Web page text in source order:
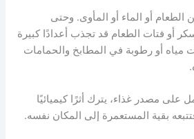
الطعام أو الماء أو المأوى. وحتى
أو فتات الطعام قد تجذب أعدادًا كبيرة
مياه أو رطوبة في المطابخ والحمامات
على مصدر غذاء، يترك أثرًا كيميائيًا
بقية المستعمرة إلى المكان نفسه.